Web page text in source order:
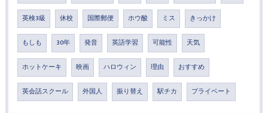
英検3級 休校 国際郵便 ホウ酸 ミス きっかけ
もしも 30年 発音 英語学習 可能性 天気
ホットケーキ 映画 ハロウィン 理由 おすすめ
英会話スクール 外国人 振り替え 駅チカ プライベート